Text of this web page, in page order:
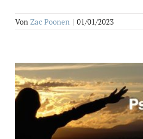
Von Zac Poonen | 01/01/2023